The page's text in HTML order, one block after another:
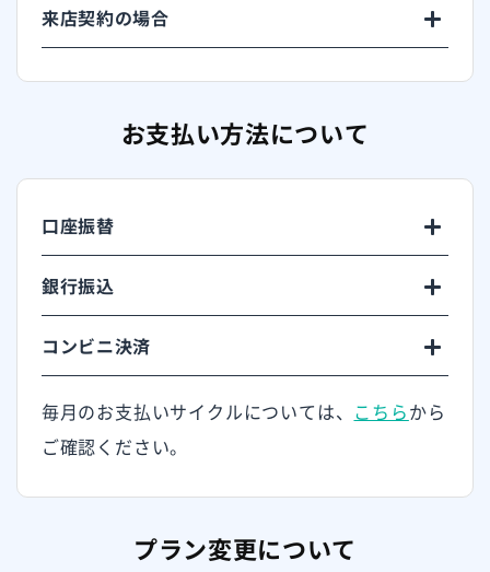
来店契約の場合
お支払い方法について
口座振替
銀行振込
コンビニ決済
毎月のお支払いサイクルについては、 こちらから
ご確認ください。
プラン変更について